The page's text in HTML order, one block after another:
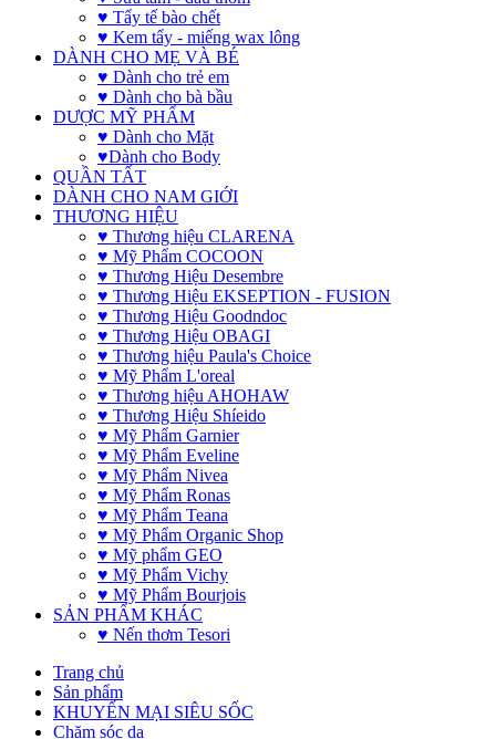
♥ Tẩy tế bào chết
♥ Kem tẩy - miếng wax lông
DÀNH CHO MẸ VÀ BÉ
♥ Dành cho trẻ em
♥ Dành cho bà bầu
DƯỢC MỸ PHẨM
♥ Dành cho Mặt
♥Dành cho Body
QUẦN TẤT
DÀNH CHO NAM GIỚI
THƯƠNG HIỆU
♥ Thương hiệu CLARENA
♥ Mỹ Phẩm COCOON
♥ Thương Hiệu Desembre
♥ Thương Hiệu EKSEPTION - FUSION
♥ Thương Hiệu Goodndoc
♥ Thương Hiệu OBAGI
♥ Thương hiệu Paula's Choice
♥ Mỹ Phẩm L'oreal
♥ Thương hiệu AHOHAW
♥ Thương Hiệu Shíeido
♥ Mỹ Phẩm Garnier
♥ Mỹ Phẩm Eveline
♥ Mỹ Phẩm Nivea
♥ Mỹ Phẩm Ronas
♥ Mỹ Phẩm Teana
♥ Mỹ Phẩm Organic Shop
♥ Mỹ phẩm GEO
♥ Mỹ Phẩm Vichy
♥ Mỹ Phẩm Bourjois
SẢN PHẨM KHÁC
♥ Nến thơm Tesori
Trang chủ
Sản phẩm
KHUYẾN MẠI SIÊU SỐC
Chăm sóc da